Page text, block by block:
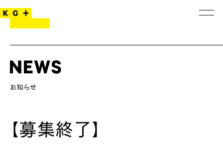
【募集終了】